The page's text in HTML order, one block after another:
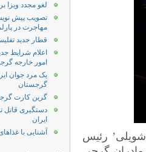
رئیس
لغو مجدد ویزا
تصویب پیش
مهاجرت در
قطار جدید
اعلام شرایط
امور خارجه
گرجستان
گرین کارت
دستگیری قاتل
ایران
آشنایی با